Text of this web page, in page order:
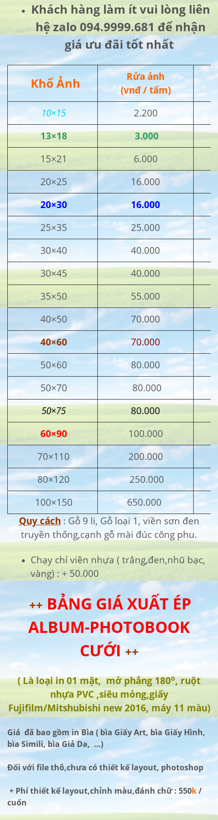
Khách hàng làm ít vui lòng liên
hệ zalo 094.9999.681 để nhận
giá ưu đãi tốt nhất
Khổ Ảnh
Rửa ảnh
(vnđ / tấm)
10×15
2.200
13×18
3.000
15×21
6.000
20×25
16.000
20×30
16.000
25×35
25.000
30×40
40.000
30×45
40.000
35×50
55.000
40×50
70.000
40×60
70.000
50×60
80.000
50×70
80.000
50×75
80.000
60×90
100.000
70×110
200.000
80×120
250.000
100×150
650.000
Quy cách : Gỗ 9 li, Gỗ loại 1, viền sơn đen
truyền thống,cạnh gỗ mài đúc công phu.
Chạy chỉ viền nhựa ( trắng,đen,nhũ bạc,
vàng) : + 50.000
++ BẢNG GIÁ XUẤT ÉP
ALBUM-PHOTOBOOK
CƯỚI++
( Là loại in 01 mặt, mở phẳng 180o, ruột
nhựa PVC ,siêu mỏng,giấy
Fujifilm/Mitshubishi new 2016, máy 11 màu)
Giá đã bao gồm in Bìa ( bìa Giấy Art, bìa Giấy Hình,
bìa Simili, bìa Giả Da, …)
Đối với file thô,chưa có thiết kế layout, photoshop
+ Phí thiết kế layout,chỉnh màu,đánh chữ : 550k/
cuốn